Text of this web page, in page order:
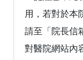
用，若對於本
請至「院長信
對醫院網站內